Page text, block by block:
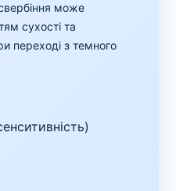
може
сухості та
переході з темного